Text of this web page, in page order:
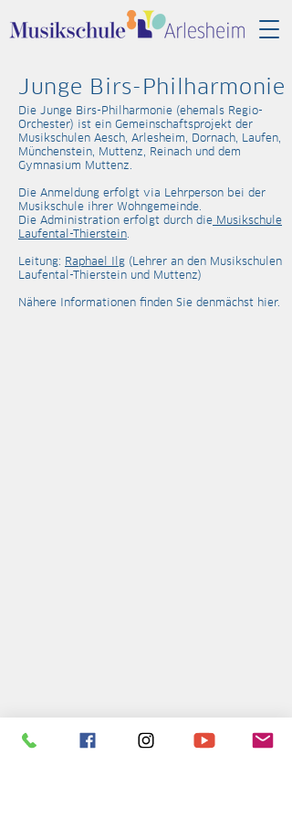
Junge Birs-Philharmonie
Die Junge Birs-Philharmonie (ehemals Regio-
Orchester) ist ein Gemeinschaftsprojekt der
Musikschulen Aesch, Arlesheim, Dornach, Laufen,
Münchenstein, Muttenz, Reinach und dem
Gymnasium Muttenz.
Die Anmeldung erfolgt via Lehrperson bei der
Musikschule ihrer Wohngemeinde.
Die Administration erfolgt durch die Musikschule
Laufental-Thierstein.
Leitung: Raphael Ilg (Lehrer an den Musikschulen
Laufental-Thierstein und Muttenz)
Nähere Informationen finden Sie denmächst hier.